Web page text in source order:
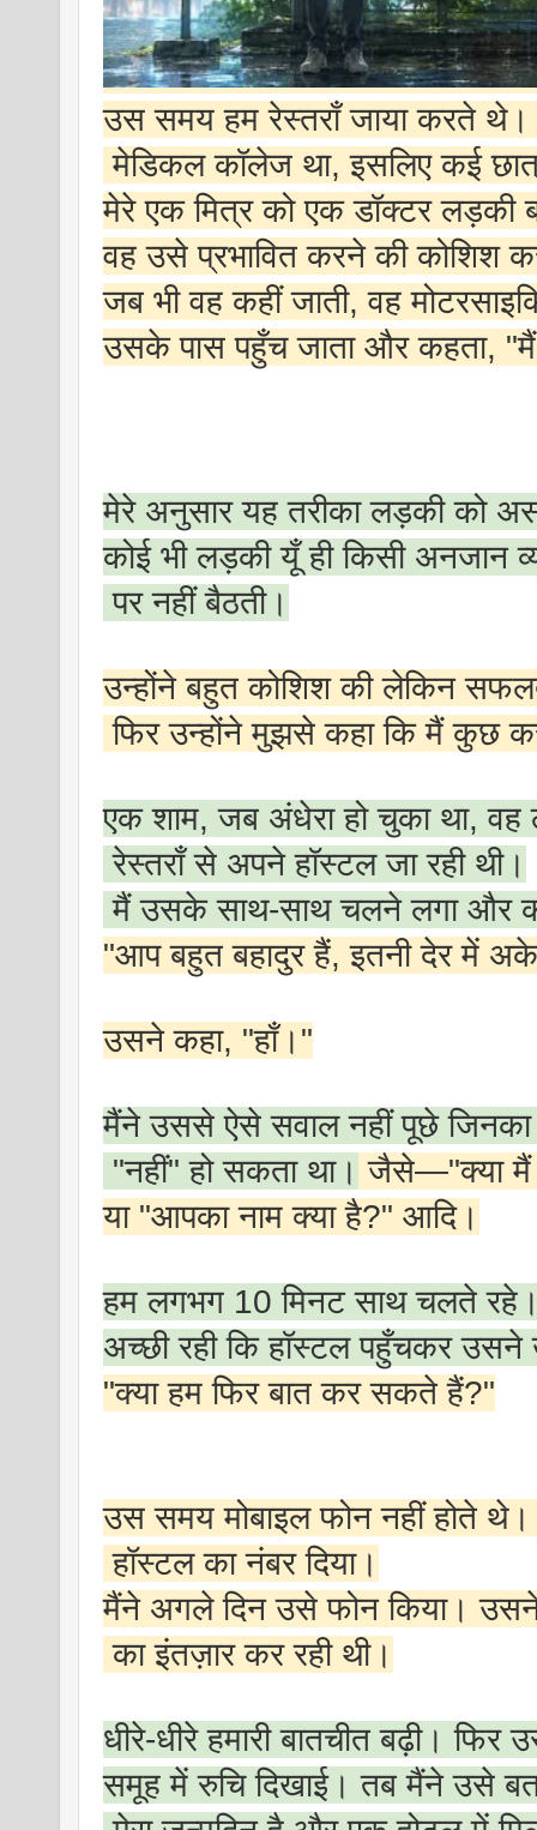
उस समय हम रेस्तराँ जाया करते थे।
मेडिकल कॉलेज था, इसलिए कई
मेरे एक मित्र को एक डॉक्टर
वह उसे प्रभावित करने की कोशिश
जब भी वह कहीं जाती, वह
उसके पास पहुँच जाता और कहता,
मेरे अनुसार यह तरीका लड़की को
कोई भी लड़की यूँ ही किसी अनजान
पर नहीं बैठती।
उन्होंने बहुत कोशिश की लेकिन
फिर उन्होंने मुझसे कहा कि मैं कुछ
एक शाम, जब अंधेरा हो चुका था, वह
रेस्तराँ से अपने हॉस्टल जा रही थी।
मैं उसके साथ-साथ चलने लगा और
"आप बहुत बहादुर हैं, इतनी देर में
उसने कहा, "हाँ।"
मैंने उससे ऐसे सवाल नहीं पूछे जिनका
"नहीं" हो सकता था। जैसे—"क्या
या "आपका नाम क्या है?" आदि।
हम लगभग 10 मिनट साथ चलते
अच्छी रही कि हॉस्टल पहुँचकर
"क्या हम फिर बात कर सकते हैं?"
उस समय मोबाइल फोन नहीं होते
हॉस्टल का नंबर दिया।
मैंने अगले दिन उसे फोन किया।
का इंतज़ार कर रही थी।
धीरे-धीरे हमारी बातचीत बढ़ी।
समूह में रुचि दिखाई। तब मैंने उसे